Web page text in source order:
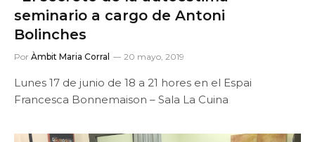
seminario a cargo de Antoni
Bolinches
Por Àmbit Maria Corral 20 mayo, 2019
Lunes 17 de junio de 18 a 21 hores en el Espai
Francesca Bonnemaison – Sala La Cuina